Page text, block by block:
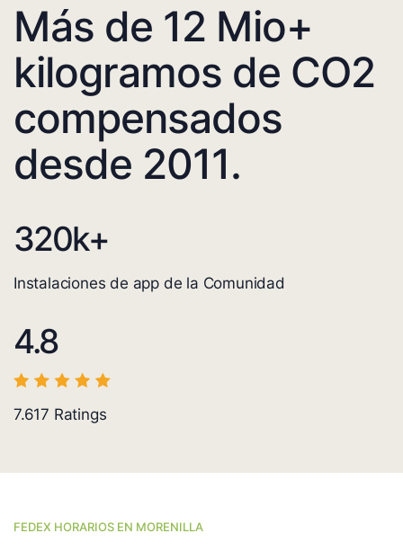
Más de 12 Mio+
kilogramos de CO2
compensados
desde 2011.
320k+
Instalaciones de app de la Comunidad
4.8
7.617 Ratings
FEDEX HORARIOS EN MORENILLA